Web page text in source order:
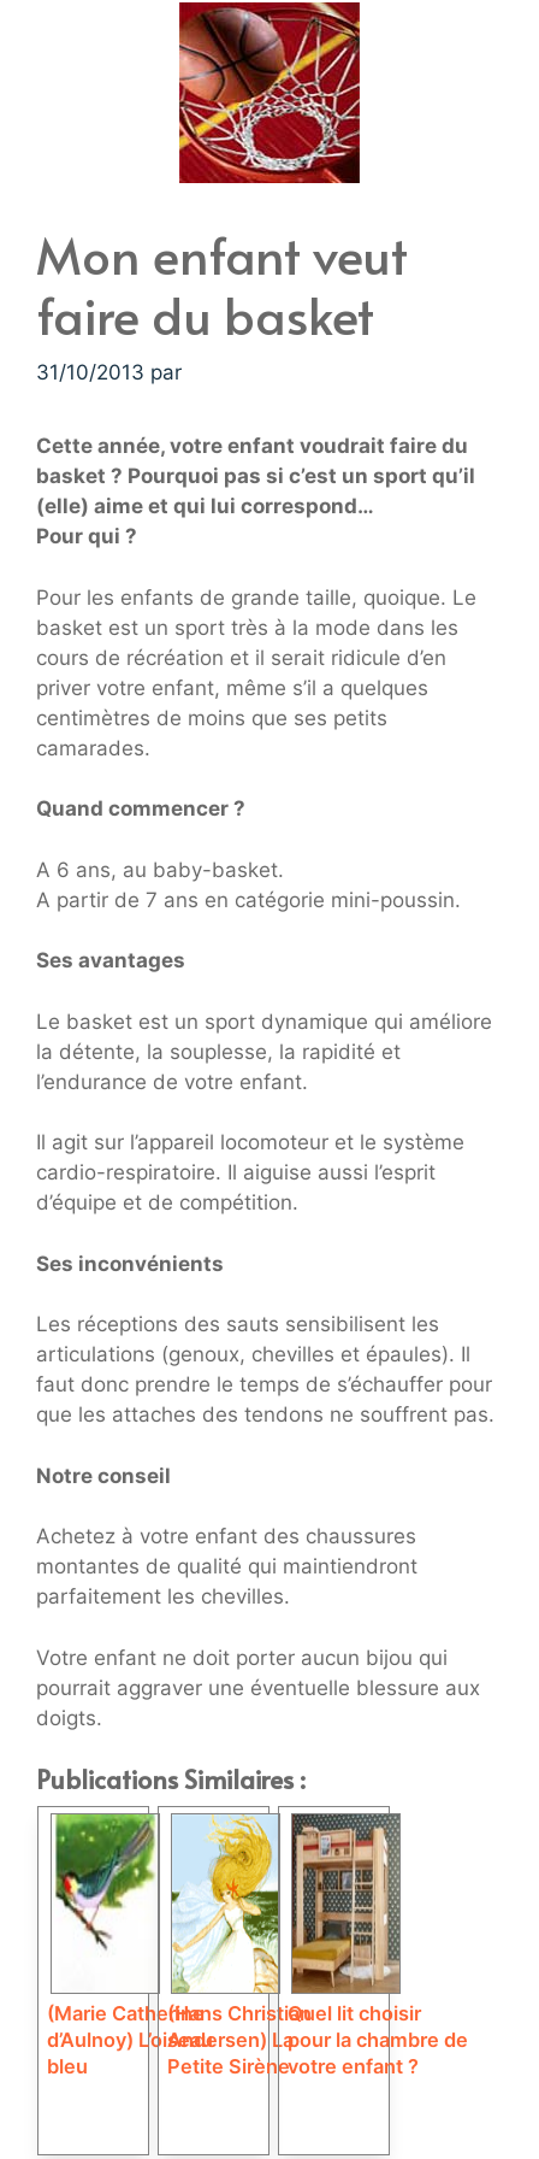
Mon enfant veut
faire du basket
31/10/2013 par
Cette année, votre enfant voudrait faire du
basket ? Pourquoi pas si c’est un sport qu’il
(elle) aime et qui lui correspond…
Pour qui ?
Pour les enfants de grande taille, quoique. Le
basket est un sport très à la mode dans les
cours de récréation et il serait ridicule d’en
priver votre enfant, même s’il a quelques
centimètres de moins que ses petits
camarades.
Quand commencer ?
A 6 ans, au baby-basket.
A partir de 7 ans en catégorie mini-poussin.
Ses avantages
Le basket est un sport dynamique qui améliore
la détente, la souplesse, la rapidité et
l’endurance de votre enfant.
Il agit sur l’appareil locomoteur et le système
cardio-respiratoire. Il aiguise aussi l’esprit
d’équipe et de compétition.
Ses inconvénients
Les réceptions des sauts sensibilisent les
articulations (genoux, chevilles et épaules). Il
faut donc prendre le temps de s’échauffer pour
que les attaches des tendons ne souffrent pas.
Notre conseil
Achetez à votre enfant des chaussures
montantes de qualité qui maintiendront
parfaitement les chevilles.
Votre enfant ne doit porter aucun bijou qui
pourrait aggraver une éventuelle blessure aux
doigts.
Publications Similaires :
(Marie Catherine
d’Aulnoy) L’oiseau
bleu
(Hans Christian
Andersen) La
Petite Sirène
Quel lit choisir
pour la chambre de
votre enfant ?